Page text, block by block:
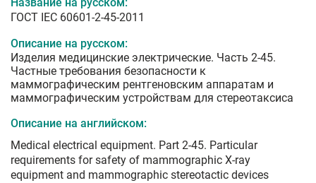
ГОСТ IEC 60601-2-45-2011
Описание на русском:
Изделия медицинские электрические. Часть 2-45.
Частные требования безопасности к
маммографическим рентгеновским аппаратам и
маммографическим устройствам для стереотаксиса
Описание на английском:
Medical electrical equipment. Part 2-45. Particular
requirements for safety of mammographic X-ray
equipment and mammographic stereotactic devices